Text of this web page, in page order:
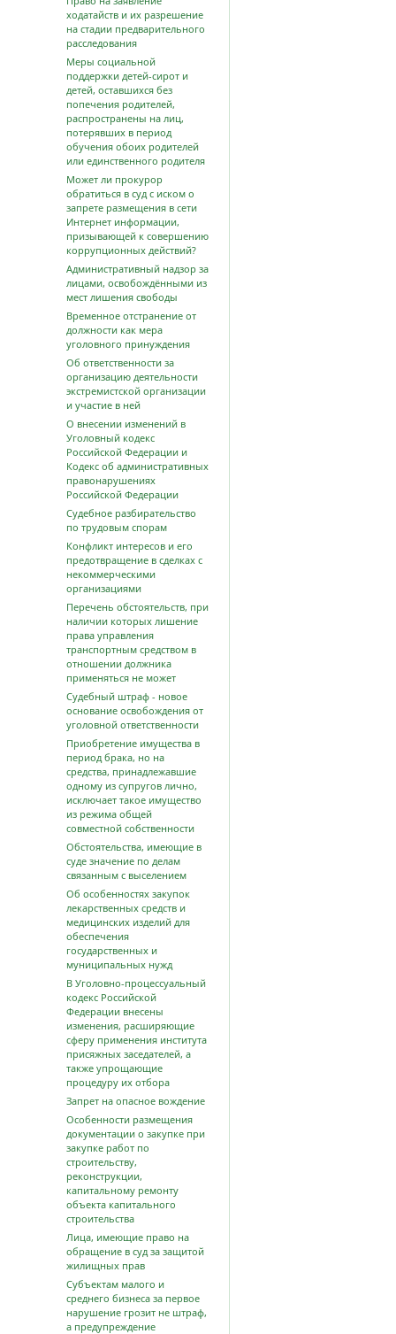
ходатайств и их разрешение
на стадии предварительного
расследования
Меры социальной
поддержки детей-сирот и
детей, оставшихся без
попечения родителей,
распространены на лиц,
потерявших в период
обучения обоих родителей
или единственного родителя
Может ли прокурор
обратиться в суд с иском о
запрете размещения в сети
Интернет информации,
призывающей к совершению
коррупционных действий?
Административный надзор за
лицами, освобождёнными из
мест лишения свободы
Временное отстранение от
должности как мера
уголовного принуждения
Об ответственности за
организацию деятельности
экстремистской организации
и участие в ней
О внесении изменений в
Уголовный кодекс
Российской Федерации и
Кодекс об административных
правонарушениях
Российской Федерации
Судебное разбирательство
по трудовым спорам
Конфликт интересов и его
предотвращение в сделках с
некоммерческими
организациями
Перечень обстоятельств, при
наличии которых лишение
права управления
транспортным средством в
отношении должника
применяться не может
Судебный штраф - новое
основание освобождения от
уголовной ответственности
Приобретение имущества в
период брака, но на
средства, принадлежавшие
одному из супругов лично,
исключает такое имущество
из режима общей
совместной собственности
Обстоятельства, имеющие в
суде значение по делам
связанным с выселением
Об особенностях закупок
лекарственных средств и
медицинских изделий для
обеспечения
государственных и
муниципальных нужд
В Уголовно-процессуальный
кодекс Российской
Федерации внесены
изменения, расширяющие
сферу применения института
присяжных заседателей, а
также упрощающие
процедуру их отбора
Запрет на опасное вождение
Особенности размещения
документации о закупке при
закупке работ по
строительству,
реконструкции,
капитальному ремонту
объекта капитального
строительства
Лица, имеющие право на
обращение в суд за защитой
жилищных прав
Субъектам малого и
среднего бизнеса за первое
нарушение грозит не штраф,
а предупреждение